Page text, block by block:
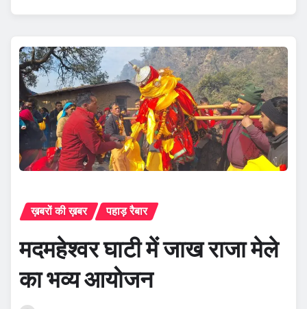
ख़बरों की ख़बर पहाड़ रैबार
मदमहेश्वर घाटी में जाख राजा मेले
का भव्य आयोजन